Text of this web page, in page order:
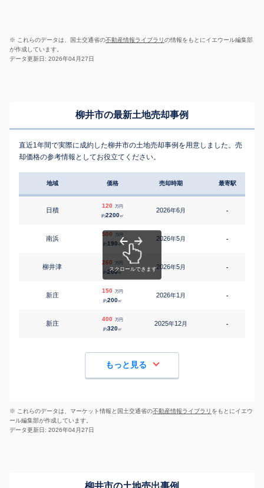
※ これらのデータは、国土交通省の不動産情報ライブラリの情報をもとにイエウール編集部
が作成しています。
データ更新日: 2026年04月27日
柳井市の最新土地売却事例
直近1年間で実際に成約した柳井市の土地売却事例を用意しました。売
却価格の参考情報としてお役立てください。
地域 価格 売却時期 最寄駅
日積
120 万円
約2200㎡
2026年6月 -
南浜
500 万円
約190 ㎡
2026年5月 -
柳井津
260 万円
約200㎡
2026年5月 -
新庄
150 万円
約200㎡
2026年1 月 -
新庄
400 万円
約320㎡
2025年12月 -
もっと見る
※ これらのデータは、マーケット情報と国土交通省の不動産情報ライブラリ をもとにイエウ
ール編集部が作成しています。
データ更新日: 2026年04月27日
柳井市の土地売出事例